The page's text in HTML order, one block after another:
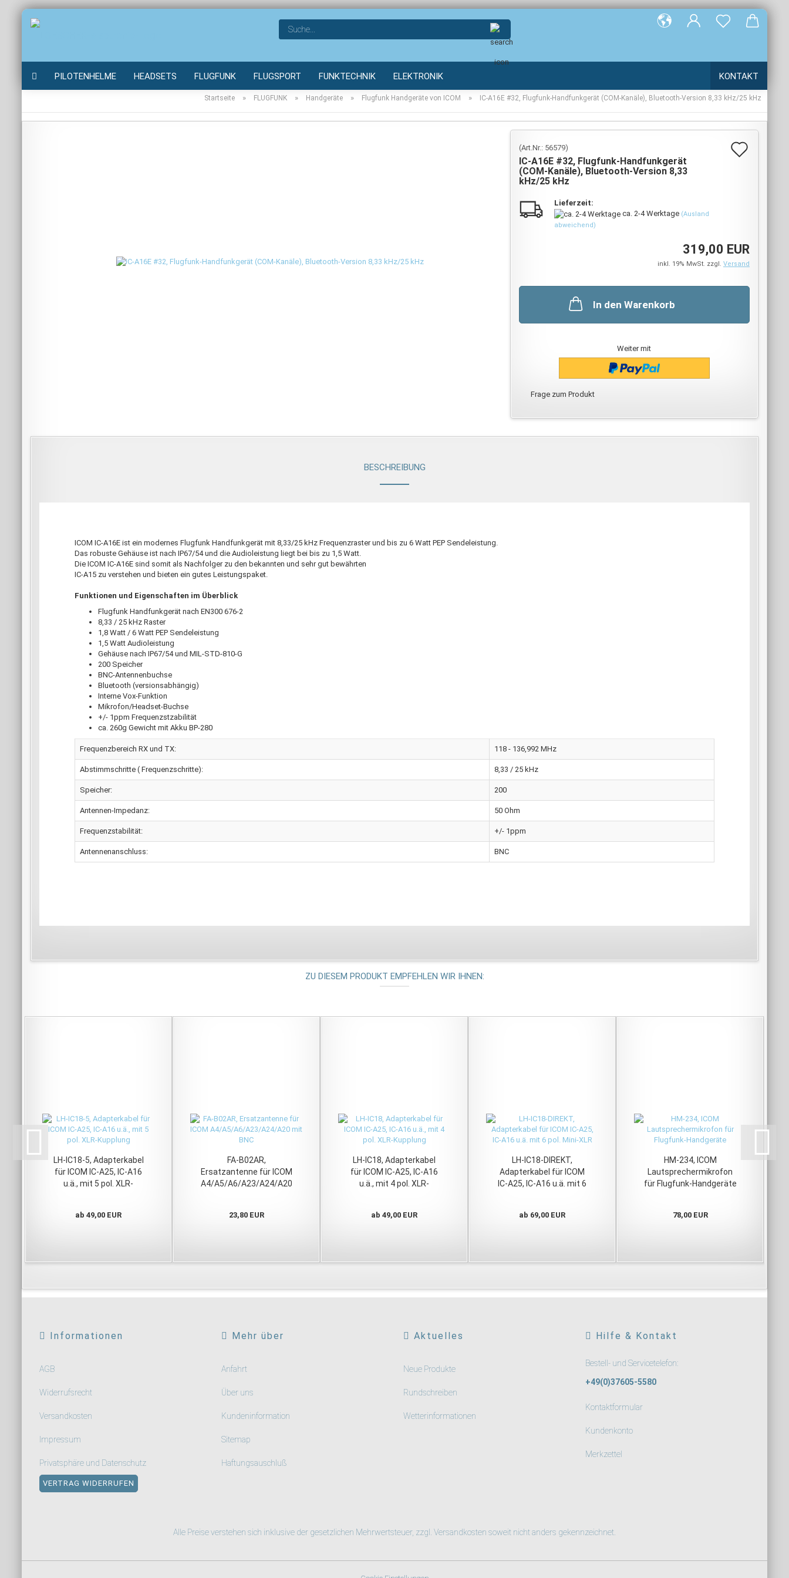
Suche...
PILOTENHELME HEADSETS FLUGFUNK FLUGSPORT FUNKTECHNIK ELEKTRONIK KONTAKT
Startseite » FLUGFUNK » Handgeräte » Flugfunk Handgeräte von ICOM » IC-A16E #32, Flugfunk-Handfunkgerät (COM-Kanäle), Bluetooth-Version 8,33 kHz/25 kHz
(Art.Nr.: 56579)
IC-A16E #32, Flugfunk-Handfunkgerät
(COM-Kanäle), Bluetooth-Version 8,33
kHz/25 kHz
Lieferzeit:
ca. 2-4 Werktage (Ausland
abweichend)
319,00 EUR
inkl. 19% MwSt. zzgl. Versand
In den Warenkorb
Weiter mit
Frage zum Produkt
BESCHREIBUNG
ICOM IC-A16E ist ein modernes Flugfunk Handfunkgerät mit 8,33/25 kHz Frequenzraster und bis zu 6 Watt PEP Sendeleistung.
Das robuste Gehäuse ist nach IP67/54 und die Audioleistung liegt bei bis zu 1,5 Watt.
Die ICOM IC-A16E sind somit als Nachfolger zu den bekannten und sehr gut bewährten
IC-A15 zu verstehen und bieten ein gutes Leistungspaket.
Funktionen und Eigenschaften im Überblick
Flugfunk Handfunkgerät nach EN300 676-2
8,33 / 25 kHz Raster
1,8 Watt / 6 Watt PEP Sendeleistung
1,5 Watt Audioleistung
Gehäuse nach IP67/54 und MIL-STD-810-G
200 Speicher
BNC-Antennenbuchse
Bluetooth (versionsabhängig)
Interne Vox-Funktion
Mikrofon/Headset-Buchse
+/- 1ppm Frequenzstzabilität
ca. 260g Gewicht mit Akku BP-280
Frequenzbereich RX und TX: 118 - 136,992 MHz
Abstimmschritte ( Frequenzschritte): 8,33 / 25 kHz
Speicher: 200
Antennen-Impedanz: 50 Ohm
Frequenzstabilität: +/- 1ppm
Antennenanschluss: BNC
ZU DIESEM PRODUKT EMPFEHLEN WIR IHNEN:
LH-IC18-5, Adapterkabel
für ICOM IC-A25, IC-A16
u.ä., mit 5 pol. XLR-
ab 49,00 EUR
FA-B02AR,
Ersatzantenne für ICOM
A4/A5/A6/A23/A24/A20
23,80 EUR
LH-IC18, Adapterkabel
für ICOM IC-A25, IC-A16
u.ä., mit 4 pol. XLR-
ab 49,00 EUR
LH-IC18-DIREKT,
Adapterkabel für ICOM
IC-A25, IC-A16 u.ä. mit 6
ab 69,00 EUR
HM-234, ICOM
Lautsprechermikrofon
für Flugfunk-Handgeräte
78,00 EUR
Informationen
AGB
Widerrufsrecht
Versandkosten
Impressum
Privatsphäre und Datenschutz
VERTRAG WIDERRUFEN
Mehr über
Anfahrt
Über uns
Kundeninformation
Sitemap
Haftungsauschluß
Aktuelles
Neue Produkte
Rundschreiben
Wetterinformationen
Hilfe & Kontakt
Bestell- und Servicetelefon:
+49(0)37605-5580
Kontaktformular
Kundenkonto
Merkzettel
Alle Preise verstehen sich inklusive der gesetzlichen Mehrwertsteuer, zzgl. Versandkosten soweit nicht anders gekennzeichnet.